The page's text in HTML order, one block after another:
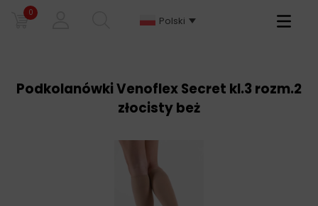
0
Polski
Primary
Podkolanówki Venoflex Secret kl.3 rozm.2
złocisty beż